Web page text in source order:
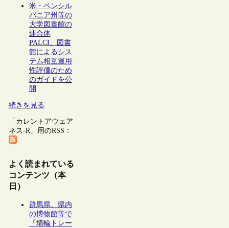
米・ペンシル
バニア州等の
大学図書館の
連合体
PALCI、図書
館によるシス
テム相互運用
性評価のため
のガイドを公
開
続きを見る
「カレントアウェア
ネス-R」用のRSS：
よく読まれている
コンテンツ（本
日）
群馬県、県内
の博物館等で
「埴輪トレー